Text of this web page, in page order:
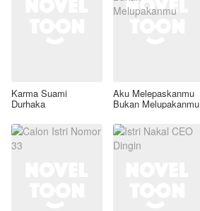
Karma Suami
Durhaka
Aku Melepaskanmu
Bukan Melupakanmu